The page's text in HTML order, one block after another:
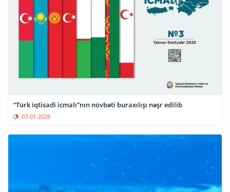
“Türk iqtisadi icmalı”nın növbəti buraxılışı nəşr edilib
07-01-2026